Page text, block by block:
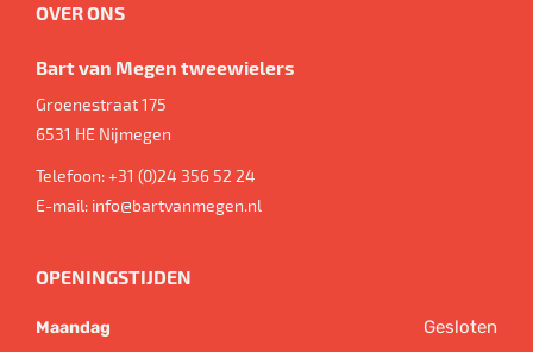
OVER ONS
Bart van Megen tweewielers
Groenestraat 175
6531 HE Nijmegen
Telefoon:+31 (0)24 356 52 24
E-mail: info@bartvanmegen.nl
OPENINGSTIJDEN
Maandag Gesloten